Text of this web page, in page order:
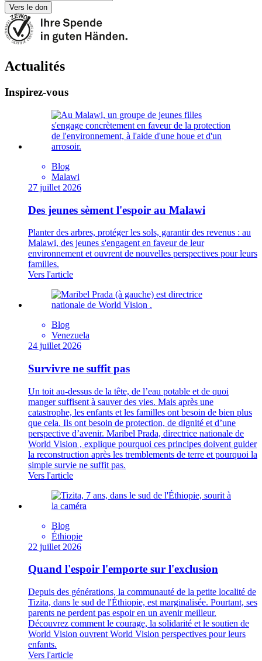
Vers le don
Actualités
Inspirez-vous
Blog
Malawi
27 juillet 2026
Des jeunes sèment l'espoir au Malawi
Planter des arbres, protéger les sols, garantir des revenus : au
Malawi, des jeunes s'engagent en faveur de leur
environnement et ouvrent de nouvelles perspectives pour leurs
familles.
Vers l'article
Blog
Venezuela
24 juillet 2026
Survivre ne suffit pas
Un toit au-dessus de la tête, de l’eau potable et de quoi
manger suffisent à sauver des vies. Mais après une
catastrophe, les enfants et les familles ont besoin de bien plus
que cela. Ils ont besoin de protection, de dignité et d’une
perspective d’avenir. Maribel Prada, directrice nationale de
World Vision , explique pourquoi ces principes doivent guider
la reconstruction après les tremblements de terre et pourquoi la
simple survie ne suffit pas.
Vers l'article
Blog
Éthiopie
22 juillet 2026
Quand l'espoir l'emporte sur l'exclusion
Depuis des générations, la communauté de la petite localité de
Tizita, dans le sud de l'Éthiopie, est marginalisée. Pourtant, ses
parents ne perdent pas espoir en un avenir meilleur.
Découvrez comment le courage, la solidarité et le soutien de
World Vision ouvrent World Vision perspectives pour leurs
enfants.
Vers l'article